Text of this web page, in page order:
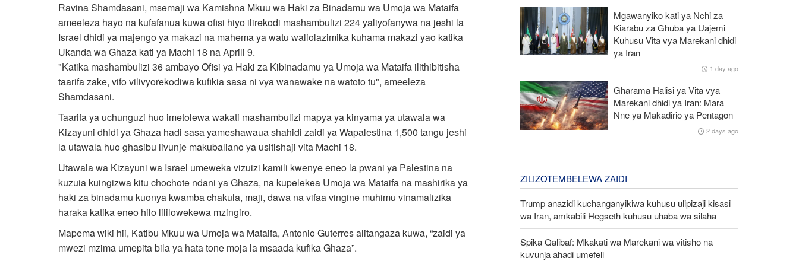
Ravina Shamdasani, msemaji wa Kamishna Mkuu wa Haki za Binadamu wa Umoja wa Mataifa
ameeleza hayo na kufafanua kuwa ofisi hiyo ilirekodi mashambulizi 224 yaliyofanywa na jeshi la
Israel dhidi ya majengo ya makazi na mahema ya watu waliolazimika kuhama makazi yao katika
Ukanda wa Ghaza kati ya Machi 18 na Aprili 9.
"Katika mashambulizi 36 ambayo Ofisi ya Haki za Kibinadamu ya Umoja wa Mataifa ilithibitisha
taarifa zake, vifo vilivyorekodiwa kufikia sasa ni vya wanawake na watoto tu", ameeleza
Shamdasani.
Taarifa ya uchunguzi huo imetolewa wakati mashambulizi mapya ya kinyama ya utawala wa
Kizayuni dhidi ya Ghaza hadi sasa yameshawaua shahidi zaidi ya Wapalestina 1,500 tangu jeshi
la utawala huo ghasibu livunje makubaliano ya usitishaji vita Machi 18.
Utawala wa Kizayuni wa Israel umeweka vizuizi kamili kwenye eneo la pwani ya Palestina na
kuzuia kuingizwa kitu chochote ndani ya Ghaza, na kupelekea Umoja wa Mataifa na mashirika ya
haki za binadamu kuonya kwamba chakula, maji, dawa na vifaa vingine muhimu vinamalizika
haraka katika eneo hilo lililowekewa mzingiro.
Mapema wiki hii, Katibu Mkuu wa Umoja wa Mataifa, Antonio Guterres alitangaza kuwa, “zaidi ya
mwezi mzima umepita bila ya hata tone moja la msaada kufika Ghaza”.
Mgawanyiko kati ya Nchi za
Kiarabu za Ghuba ya Uajemi
Kuhusu Vita vya Marekani dhidi
ya Iran
1 day ago
Gharama Halisi ya Vita vya
Marekani dhidi ya Iran: Mara
Nne ya Makadirio ya Pentagon
2 days ago
ZILIZOTEMBELEWA ZAIDI
Trump anazidi kuchanganyikiwa kuhusu ulipizaji kisasi
wa Iran, amkabili Hegseth kuhusu uhaba wa silaha
Spika Qalibaf: Mkakati wa Marekani wa vitisho na
kuvunja ahadi umefeli